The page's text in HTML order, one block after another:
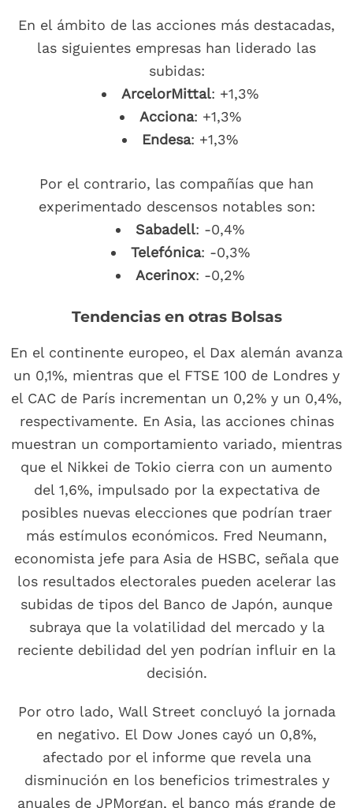
En el ámbito de las acciones más destacadas,
las siguientes empresas han liderado las
subidas:
ArcelorMittal: +1,3%
Acciona: +1,3%
Endesa: +1,3%
Por el contrario, las compañías que han
experimentado descensos notables son:
Sabadell: -0,4%
Telefónica: -0,3%
Acerinox: -0,2%
Tendencias en otras Bolsas
En el continente europeo, el Dax alemán avanza
un 0,1%, mientras que el FTSE 100 de Londres y
el CAC de París incrementan un 0,2% y un 0,4%,
respectivamente. En Asia, las acciones chinas
muestran un comportamiento variado, mientras
que el Nikkei de Tokio cierra con un aumento
del 1,6%, impulsado por la expectativa de
posibles nuevas elecciones que podrían traer
más estímulos económicos. Fred Neumann,
economista jefe para Asia de HSBC, señala que
los resultados electorales pueden acelerar las
subidas de tipos del Banco de Japón, aunque
subraya que la volatilidad del mercado y la
reciente debilidad del yen podrían influir en la
decisión.
Por otro lado, Wall Street concluyó la jornada
en negativo. El Dow Jones cayó un 0,8%,
afectado por el informe que revela una
disminución en los beneficios trimestrales y
anuales de JPMorgan, el banco más grande de